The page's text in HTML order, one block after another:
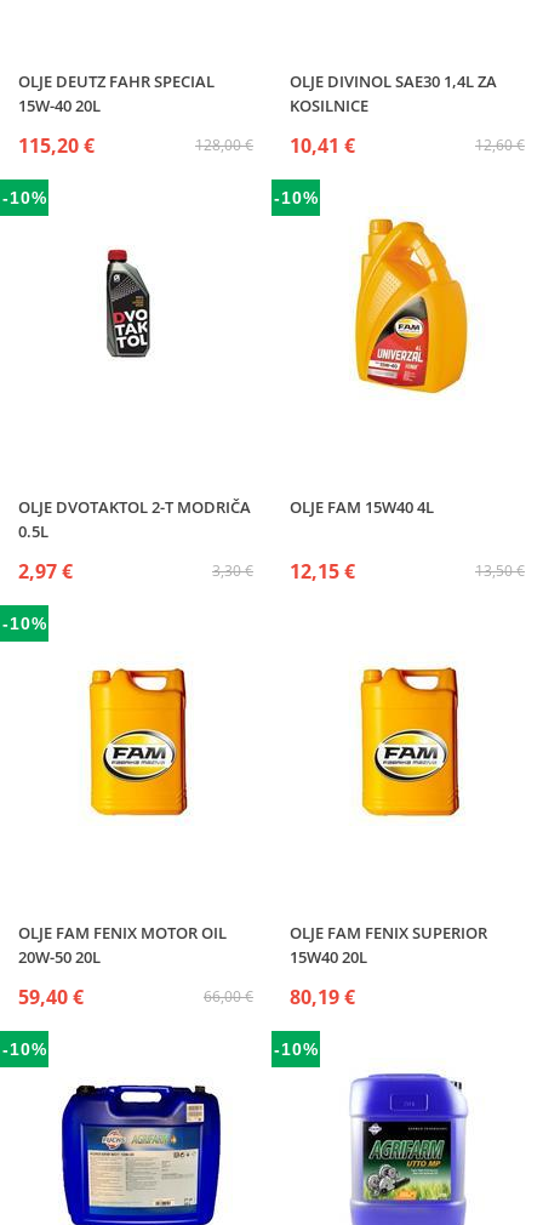
OLJE DEUTZ FAHR SPECIAL
15W-40 20L
128,00 €
115,20 €
OLJE DIVINOL SAE30 1,4L ZA
KOSILNICE
12,60 €
10,41 €
-10%
OLJE DVOTAKTOL 2-T MODRIČA
0.5L
3,30 €
2,97 €
-10%
OLJE FAM 15W40 4L
13,50 €
12,15 €
-10%
OLJE FAM FENIX MOTOR OIL
20W-50 20L
66,00 €
59,40 €
OLJE FAM FENIX SUPERIOR
15W40 20L
80,19 €
-10% -10%